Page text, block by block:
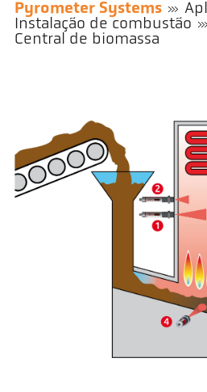
Pyrometer Systems
Instalação de combustão
Central de biomassa